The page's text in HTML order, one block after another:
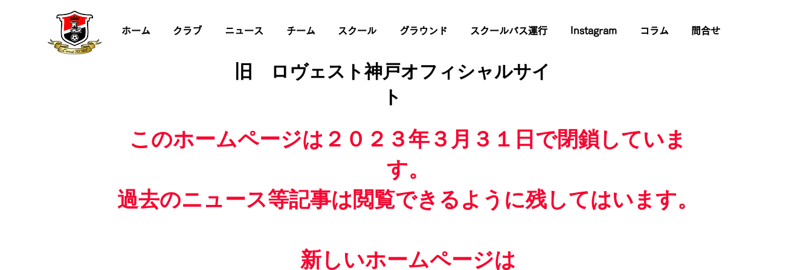
ホーム クラブ ニュース チーム スクール グラウンド スクールバス運行 Instagram コラム 問合せ
旧 ロヴェスト神戸オフィシャルサイ
ト
このホームページは２０２３年３月３１日で閉鎖していま
す。
過去のニュース等記事は閲覧できるように残してはいます。
新しいホームページは